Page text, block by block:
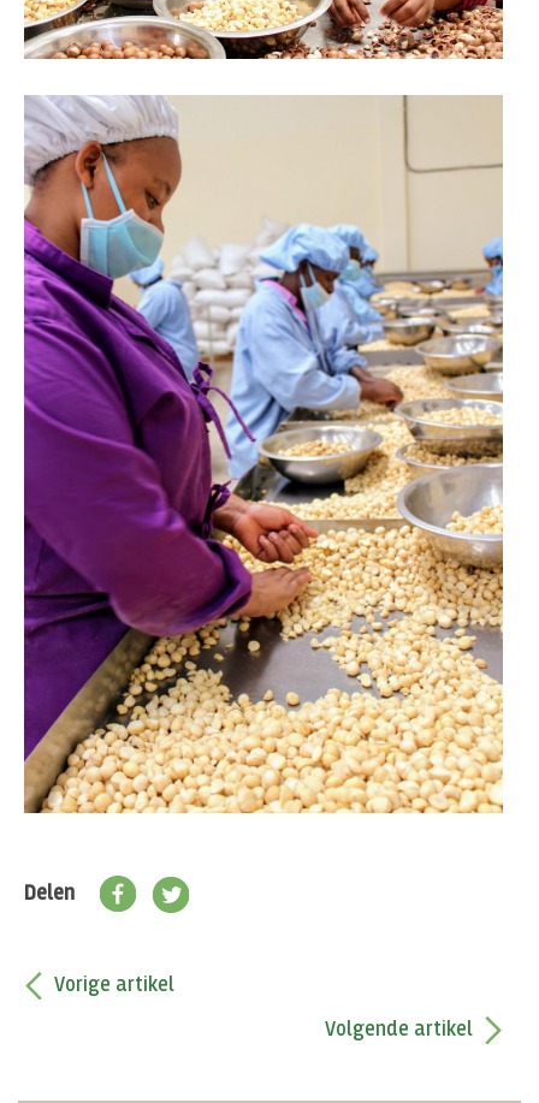
Delen
Vorige artikel
Volgende artikel